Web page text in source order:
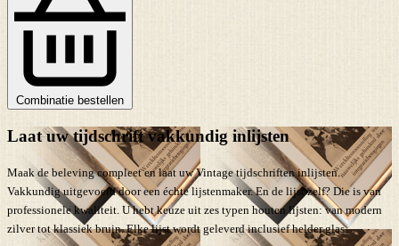
Combinatie bestellen
Laat uw tijdschrift vakkundig inlijsten
Maak de beleving compleet en laat uw Vintage tijdschriften inlijsten.
Vakkundig uitgevoerd door een échte lijstenmaker. En de lijst zelf? Die is van
professionele kwaliteit. U hebt keuze uit zes typen houten lijsten: van modern
zilver tot klassiek bruin. Elke lijst wordt geleverd inclusief helder glas.